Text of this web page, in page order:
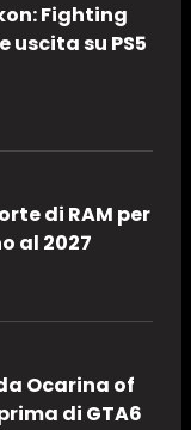
Fighting
uscita su PS5
di RAM per
al 2027
Ocarina of
di GTA6